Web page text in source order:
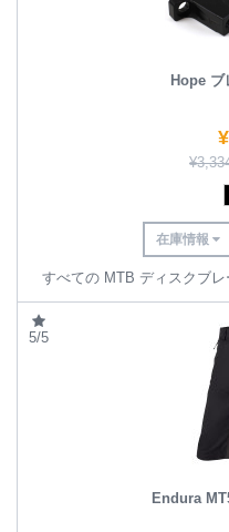
Hope ブ
¥
¥
在庫情報
すべての MTB ディスクブ
5/5
Endura